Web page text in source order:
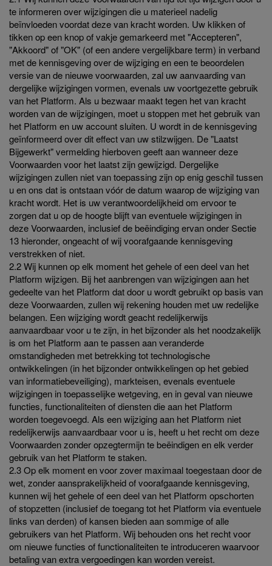
te informeren over wijzigingen die u materieel nadelig
beïnvloeden voordat deze van kracht worden. Uw klikken of
tikken op een knop of vakje gemarkeerd met "Accepteren",
"Akkoord" of "OK" (of een andere vergelijkbare term) in verband
met de kennisgeving over de wijziging en een te beoordelen
versie van de nieuwe voorwaarden, zal uw aanvaarding van
dergelijke wijzigingen vormen, evenals uw voortgezette gebruik
van het Platform. Als u bezwaar maakt tegen het van kracht
worden van de wijzigingen, moet u stoppen met het gebruik van
het Platform en uw account sluiten. U wordt in de kennisgeving
geïnformeerd over dit effect van uw stilzwijgen. De "Laatst
Bijgewerkt" vermelding hierboven geeft aan wanneer deze
Voorwaarden voor het laatst zijn gewijzigd. Dergelijke
wijzigingen zullen niet van toepassing zijn op enig geschil tussen
u en ons dat is ontstaan vóór de datum waarop de wijziging van
kracht wordt. Het is uw verantwoordelijkheid om ervoor te
zorgen dat u op de hoogte blijft van eventuele wijzigingen in
deze Voorwaarden, inclusief de beëindiging ervan onder Sectie
13 hieronder, ongeacht of wij voorafgaande kennisgeving
verstrekken of niet.
2.2 Wij kunnen op elk moment het gehele of een deel van het
Platform wijzigen. Bij het aanbrengen van wijzigingen aan het
gedeelte van het Platform dat door u wordt gebruikt op basis van
deze Voorwaarden, zullen wij rekening houden met uw redelijke
belangen. Een wijziging wordt geacht redelijkerwijs
aanvaardbaar voor u te zijn, in het bijzonder als het noodzakelijk
is om het Platform aan te passen aan veranderde
omstandigheden met betrekking tot technologische
ontwikkelingen (in het bijzonder ontwikkelingen op het gebied
van informatiebeveiliging), markteisen, evenals eventuele
wijzigingen in toepasselijke wetgeving, en in geval van nieuwe
functies, functionaliteiten of diensten die aan het Platform
worden toegevoegd. Als een wijziging aan het Platform niet
redelijkerwijs aanvaardbaar voor u is, heeft u het recht om deze
Voorwaarden zonder opzegtermijn te beëindigen en elk verder
gebruik van het Platform te staken.
2.3 Op elk moment en voor zover maximaal toegestaan door de
wet, zonder aansprakelijkheid of voorafgaande kennisgeving,
kunnen wij het gehele of een deel van het Platform opschorten
of stopzetten (inclusief de toegang tot het Platform via eventuele
links van derden) of kansen bieden aan sommige of alle
gebruikers van het Platform. Wij behouden ons het recht voor
om nieuwe functies of functionaliteiten te introduceren waarvoor
betaling van extra vergoedingen kan worden vereist.